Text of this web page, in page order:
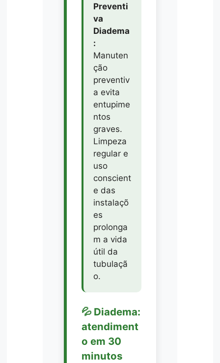
Preventi
va
Diadema
:
Manuten
ção
preventiv
a evita
entupime
ntos
graves.
Limpeza
regular e
uso
conscient
e das
instalaçõ
es
prolonga
m a vida
útil da
tubulaçã
o.
💦 Diadema:
atendiment
o em 30
minutos